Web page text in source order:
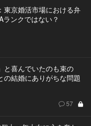
東京婚活市場における弁
ランクではない？
と喜んでいたのも束の
の結婚にありがちな問題
57